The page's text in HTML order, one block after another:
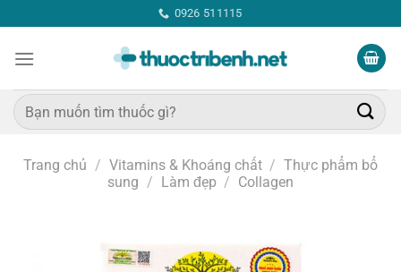
qua
nội
0926 511115
Tìm
kiếm:
Trang chủ / Vitamins & Khoáng chất / Thực phẩm bổ
sung / Làm đẹp / Collagen